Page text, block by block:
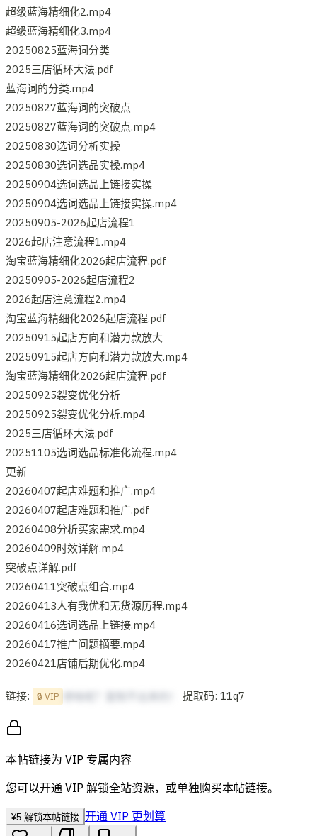
超级蓝海精细化2.mp4
超级蓝海精细化3.mp4
20250825蓝海词分类
2025三店循环大法.pdf
蓝海词的分类.mp4
20250827蓝海词的突破点
20250827蓝海词的突破点.mp4
20250830选词分析实操
20250830选词选品实操.mp4
20250904选词选品上链接实操
20250904选词选品上链接实操.mp4
20250905-2026起店流程1
2026起店注意流程1.mp4
淘宝蓝海精细化2026起店流程.pdf
20250905-2026起店流程2
2026起店注意流程2.mp4
淘宝蓝海精细化2026起店流程.pdf
20250915起店方向和潜力款放大
20250915起店方向和潜力款放大.mp4
淘宝蓝海精细化2026起店流程.pdf
20250925裂变优化分析
20250925裂变优化分析.mp4
2025三店循环大法.pdf
20251105选词选品标准化流程.mp4
更新
20260407起店难题和推广.mp4
20260407起店难题和推广.pdf
20260408分析买家需求.mp4
20260409时效详解.mp4
突破点详解.pdf
20260411突破点组合.mp4
20260413人有我优和无货源历程.mp4
20260416选词选品上链接.mp4
20260417推广问题摘要.mp4
20260421店铺后期优化.mp4
链接: 🔒 VIP 提取码: 11q7
本帖链接为 VIP 专属内容
您可以开通 VIP 解锁全站资源，或单独购买本帖链接。
¥5 解锁本帖链接 开通 VIP 更划算